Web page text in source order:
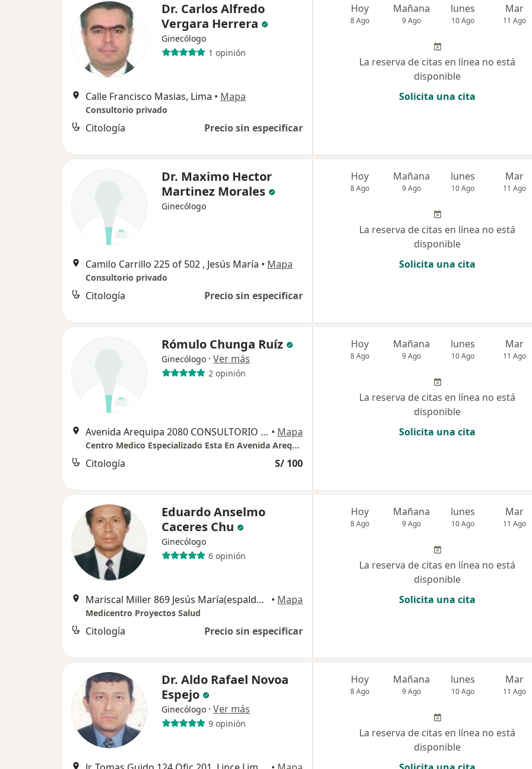
Dr. Carlos Alfredo
Vergara Herrera
Ginecólogo
1 opinión
Calle Francisco Masias, Lima • Mapa
Consultorio privado
Citología Precio sin especificar
Hoy
8 Ago
Mañana
9 Ago
lunes
10 Ago
Mar
11 Ago
La reserva de citas en línea no está
disponible
Solicita una cita
Dr. Maximo Hector
Martinez Morales
Ginecólogo
Camilo Carrillo 225 of 502 , Jesús María • Mapa
Consultorio privado
Citología Precio sin especificar
Hoy
8 Ago
Mañana
9 Ago
lunes
10 Ago
Mar
11 Ago
La reserva de citas en línea no está
disponible
Solicita una cita
Rómulo Chunga Ruíz
Ginecólogo · Ver más
2 opinión
Avenida Arequipa 2080 CONSULTORIO 406 LINCE , Lince • Mapa
Centro Medico Especializado Esta En Avenida Arequipa 2080 Consultorio 406 Lince
Citología S/ 100
Hoy
8 Ago
Mañana
9 Ago
lunes
10 Ago
Mar
11 Ago
La reserva de citas en línea no está
disponible
Solicita una cita
Eduardo Anselmo
Caceres Chu
Ginecólogo
6 opinión
Mariscal Miller 869 Jesús María(espalda arenales cuadra 8), Jesús María • Mapa
Medicentro Proyectos Salud
Citología Precio sin especificar
Hoy
8 Ago
Mañana
9 Ago
lunes
10 Ago
Mar
11 Ago
La reserva de citas en línea no está
disponible
Solicita una cita
Dr. Aldo Rafael Novoa
Espejo
Ginecólogo · Ver más
9 opinión
Hoy
8 Ago
Mañana
9 Ago
lunes
10 Ago
Mar
11 Ago
La reserva de citas en línea no está
disponible